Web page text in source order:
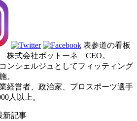
表参道の看板
株式会社ボットーネ CEO。
ンシェルジュとしてフィッティング
。
経営者、政治家、プロスポーツ選手
人以上。
新記事